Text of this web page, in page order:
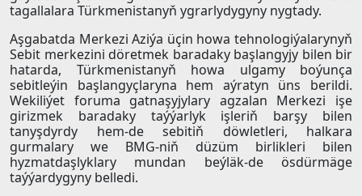
tagallalara Türkmenistanyň ygrarlydygyny nygtady.
Aşgabatda Merkezi Aziýa üçin howa tehnologiýalarynyň
Sebit merkezini döretmek baradaky başlangyjy bilen bir
hatarda, Türkmenistanyň howa ulgamy boýunça
sebitleýin başlangyçlaryna hem aýratyn üns berildi.
Wekiliýet foruma gatnaşyjylary agzalan Merkezi işe
girizmek baradaky taýýarlyk işleriň barşy bilen
tanyşdyrdy hem-de sebitiň döwletleri, halkara
gurmalary we BMG-niň düzüm birlikleri bilen
hyzmatdaşlyklary mundan beýläk-de ösdürmäge
taýýardygyny belledi.